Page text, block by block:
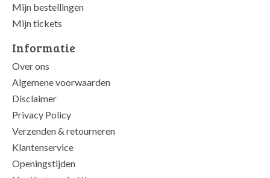
Mijn bestellingen
Mijn tickets
Informatie
Over ons
Algemene voorwaarden
Disclaimer
Privacy Policy
Verzenden & retourneren
Klantenservice
Openingstijden